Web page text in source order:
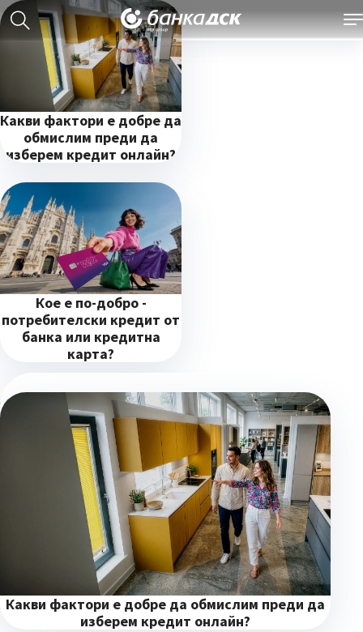
Какви фактори е добре да
обмислим преди да
изберем кредит онлайн?
Кое е по-добро -
потребителски кредит от
банка или кредитна
карта?
Какво трябва да знаем за
сигурността при
използване на интернет
банкиране?
Какви фактори е добре да обмислим преди да
изберем кредит онлайн?